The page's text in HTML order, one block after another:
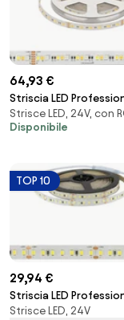
64,93 €
Striscia LED
RGB+CCT Multicolore
20W/m - IP20 - 5 metri
Strisce LED, 24V, con
Disponibile
TOP 10
29,94 €
Striscia LED
2835/140 - IP20 - 15W/
Strisce LED, 24V